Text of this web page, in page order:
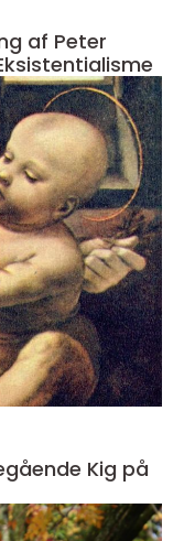
af Peter
Kig på